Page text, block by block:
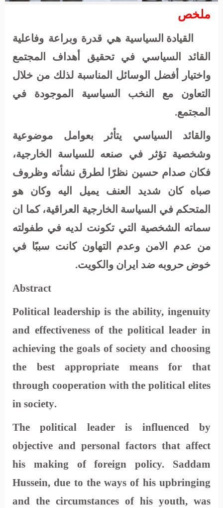
ملخص
القيادة السياسية هي قدرة وبراعة وفاعلية
القائد السياسي في تحقيق أهداف المجتمع
واختيار أفضل الوسائل المناسبة لذلك من خلال
التعاون مع النخب السياسية الموجودة في
المجتمع.
والقائد السياسي يتأثر بعوامل موضوعية
وشخصية تؤثر في صنعه للسياسة الخارجية،
فكان صدام حسين نظرًا لطرق نشأته وظروف
صباه كان شديد العنف يميل اليه وكان هو
المتحكم في السياسة الخارجية العراقية، كما ان
سماته الشخصية التي تكونت لديه في طفولته
من عدم الامن وعدم التهاون كانت سببًا في
خوض حروبه ضد ايران والكويت.
Abstract
Political leadership is the ability, ingenuity
and effectiveness of the political leader in
achieving the goals of society and choosing
the best appropriate means for that
through cooperation with the political elites
in society.
The political leader is influenced by
objective and personal factors that affect
his making of foreign policy. Saddam
Hussein, due to the ways of his upbringing
and the circumstances of his youth, was